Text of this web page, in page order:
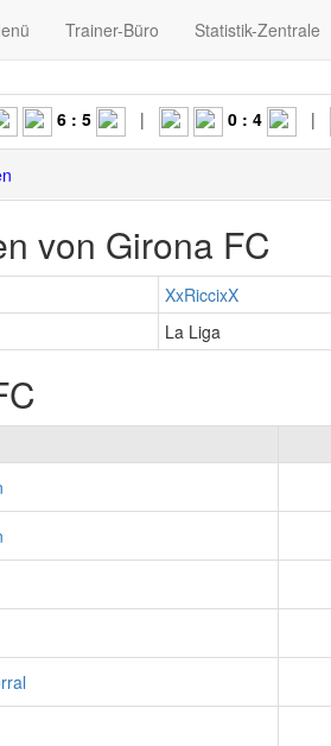
Trainer-Büro Statistik-Zentrale
6 : 5 | 0 : 4 |
von Girona FC
XxRiccixX
La Liga